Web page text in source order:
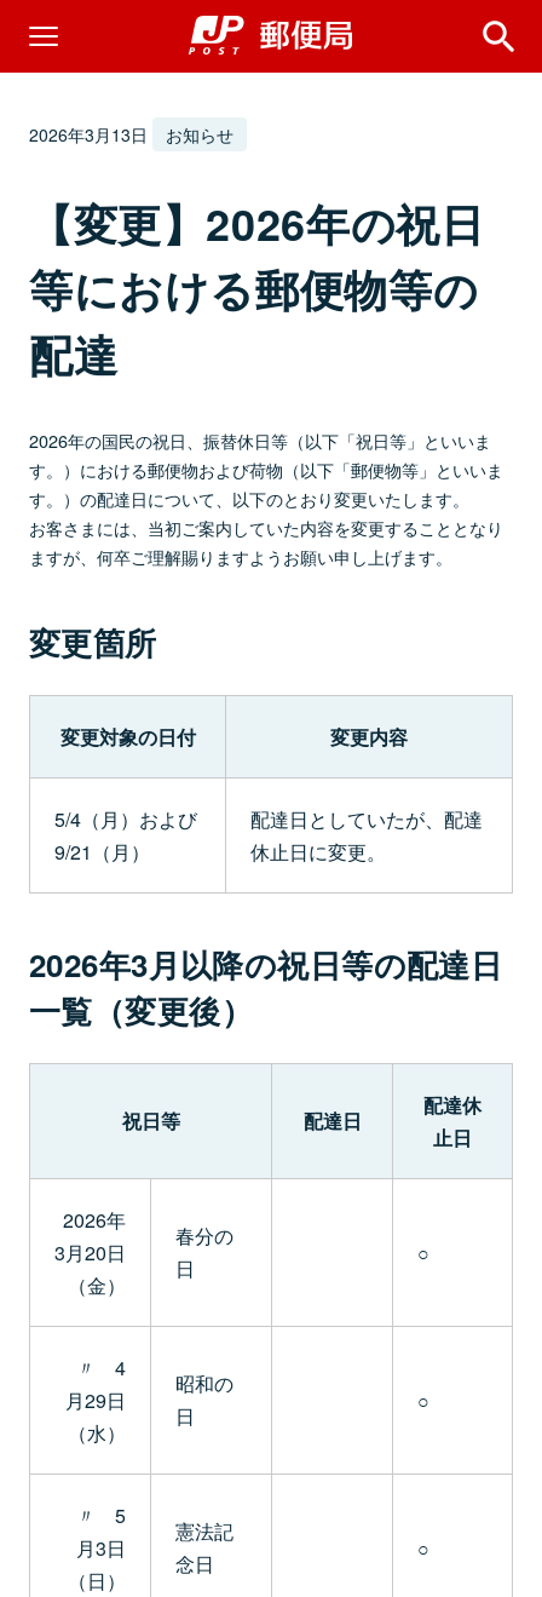
2026年3月13日 お知らせ
【変更】2026年の祝日
等における郵便物等の
配達
2026年の国民の祝日、振替休日等（以下「祝日等」といいま
す。）における郵便物および荷物（以下「郵便物等」といいま
す。）の配達日について、以下のとおり変更いたします。
お客さまには、当初ご案内していた内容を変更することとなり
ますが、何卒ご理解賜りますようお願い申し上げます。
変更箇所
変更対象の日付 変更内容
5/4（月）および
9/21（月）
配達日としていたが、配達
休止日に変更。
2026年3月以降の祝日等の配達日
一覧（変更後）
祝日等 配達日
配達休
止日
2026年
3月20日
（金）
春分の
日
○
〃 4
月29日
（水）
昭和の
日
○
〃 5
月3日
（日）
憲法記
念日
○